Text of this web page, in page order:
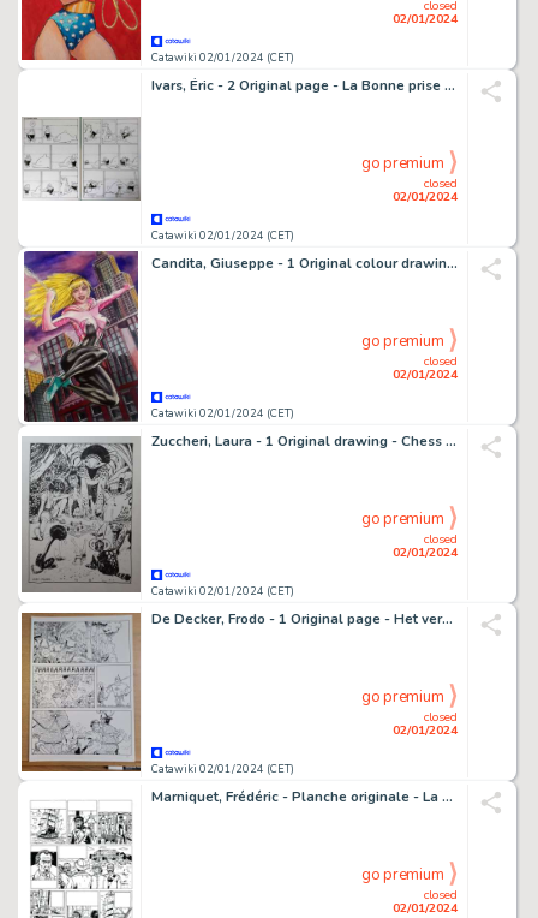
Catawiki 02/01/2024 (CET)
closed
02/01/2024
Ivars, Éric - 2 Original page - La Bonne prise - (années 1990)
Catawiki 02/01/2024 (CET)
closed
02/01/2024
go premium
Candita, Giuseppe - 1 Original colour drawing - Spider-Gwen - Fly over Manhattan
Catawiki 02/01/2024 (CET)
closed
02/01/2024
go premium
Zuccheri, Laura - 1 Original drawing - Chess game in the forest - 2023
Catawiki 02/01/2024 (CET)
closed
02/01/2024
go premium
De Decker, Frodo - 1 Original page - Het verhaal van Vlaanderen 1 - 2022
Catawiki 02/01/2024 (CET)
closed
02/01/2024
go premium
Marniquet, Frédéric - Planche originale - La Brigade de l'étrange T4 - Le Tombeau des Cathares - (2007)
closed
02/01/2024
go premium